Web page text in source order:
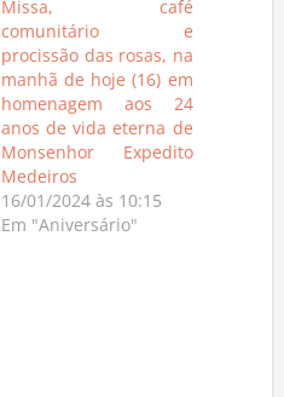
Missa, café
comunitário e
procissão das rosas, na
manhã de hoje (16) em
homenagem aos 24
anos de vida eterna de
Monsenhor Expedito
Medeiros
16/01/2024 às 10:15
Em "Aniversário"